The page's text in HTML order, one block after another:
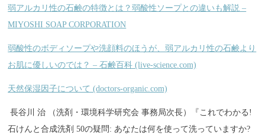
弱アルカリ性の石鹸の特徴とは？弱酸性ソープとの違いも解説 –
MIYOSHI SOAP CORPORATION
弱酸性のボディソープや洗顔料のほうが、弱アルカリ性の石鹸より
お肌に優しいのでは？ – 石鹸百科 (live-science.com)
天然保湿因子について (doctors-organic.com)
長谷川 治 （洗剤・環境科学研究会 事務局次長）『これでわかる!
石けんと合成洗剤 50の疑問: あなたは何を使って洗っていますか?